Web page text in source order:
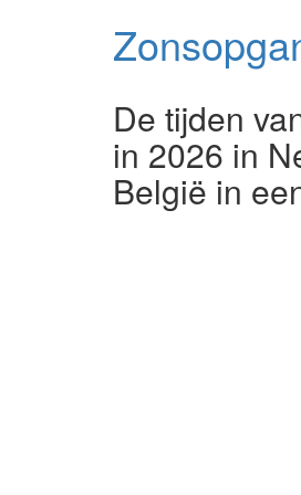
De tijden
in 2026 in
België in